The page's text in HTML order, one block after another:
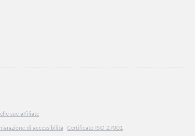
sue affiliate
di accessibilità Certificato ISO 27001